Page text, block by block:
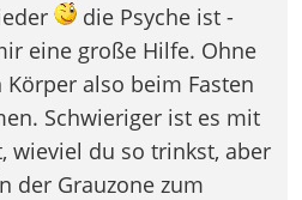
die Psyche ist -
eine große Hilfe. Ohne
also beim Fasten
Schwieriger ist es mit
wieviel du so trinkst, aber
der Grauzone zum